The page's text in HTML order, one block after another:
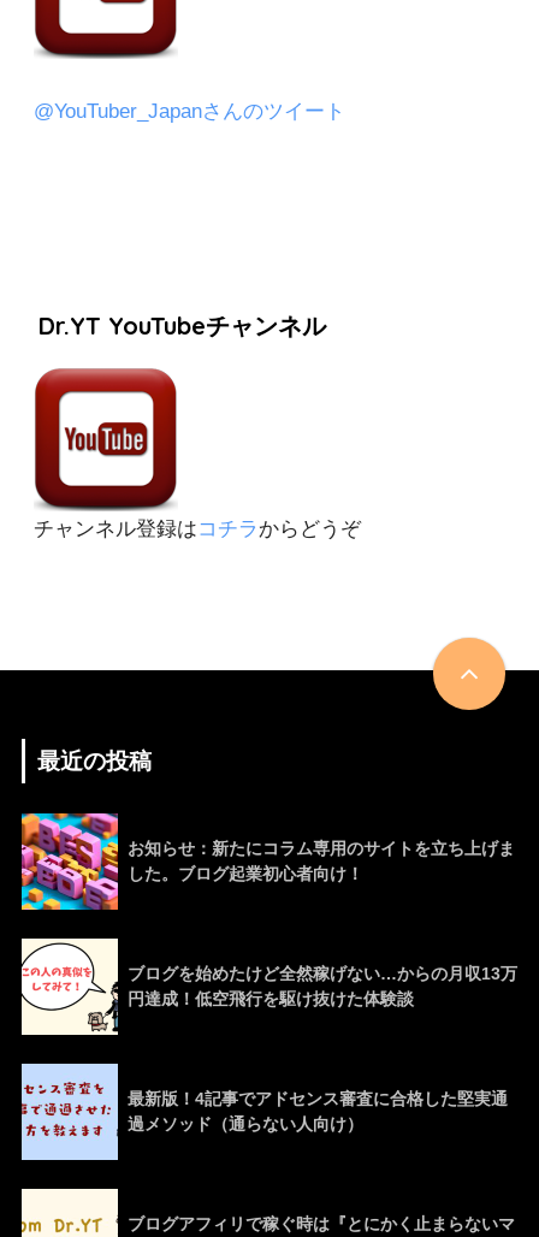
@YouTuber_Japanさんのツイート
Dr.YT YouTubeチャンネル
チャンネル登録はコチラ からどうぞ
最近の投稿
お知らせ：新たにコラム専用のサイトを立ち上げま
した。ブログ起業初心者向け！
ブログを始めたけど全然稼げない…からの月収13万
円達成！低空飛行を駆け抜けた体験談
最新版！4記事でアドセンス審査に合格した堅実通
過メソッド（通らない人向け）
ブログアフィリで稼ぐ時は『とにかく止まらないマ